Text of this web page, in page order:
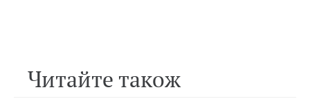
Читайте також